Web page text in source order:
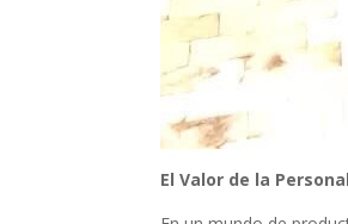
El Valor de la